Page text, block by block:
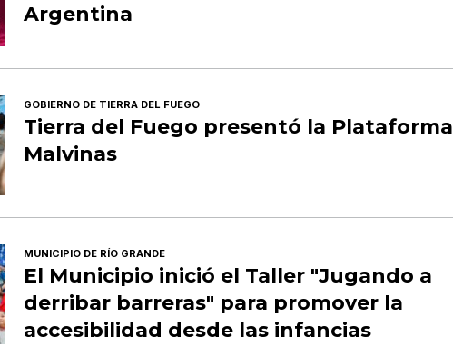
Argentina
GOBIERNO DE TIERRA DEL FUEGO
Tierra del Fuego presentó la Plataforma
Malvinas
MUNICIPIO DE RÍO GRANDE
El Municipio inició el Taller "Jugando a
derribar barreras" para promover la
accesibilidad desde las infancias